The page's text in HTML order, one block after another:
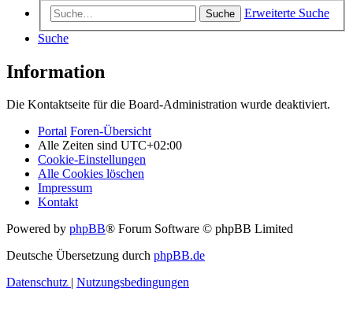
Suche
Erweiterte Suche
Suche
Information
Die Kontaktseite für die Board-Administration wurde deaktiviert.
Portal Foren-Übersicht
Alle Zeiten sind UTC+02:00
Cookie-Einstellungen
Alle Cookies löschen
Impressum
Kontakt
Powered by phpBB® Forum Software © phpBB Limited
Deutsche Übersetzung durch phpBB.de
Datenschutz | Nutzungsbedingungen